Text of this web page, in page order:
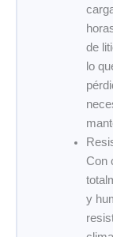
de
lo
Con
y